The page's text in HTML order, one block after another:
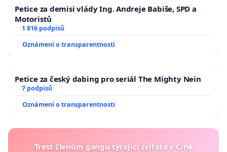
Petice za demisi vlády Ing. Andreje Babiše, SPD a
Motoristů
1 816 podpisů
Oznámení o transparentnosti
Petice za český dabing pro seriál The Mighty Nein
7 podpisů
Oznámení o transparentnosti
Trest členům gangu týrající zvířata v Číně